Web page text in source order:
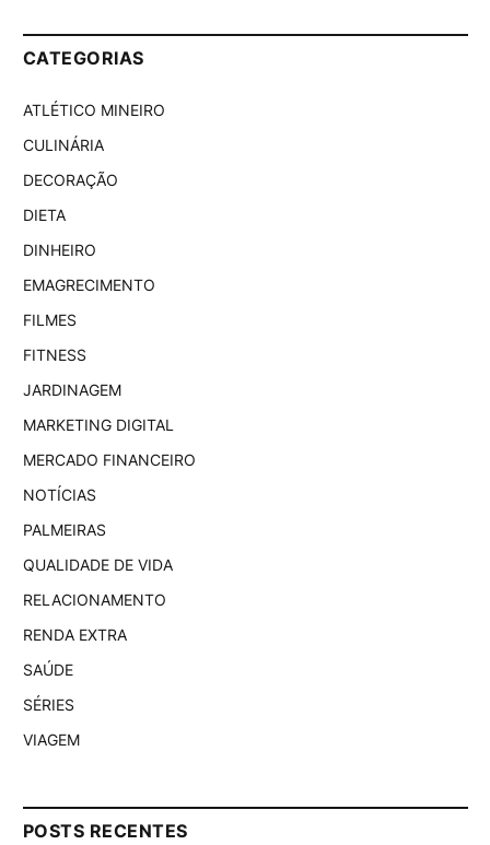
CATEGORIAS
ATLÉTICO MINEIRO
CULINÁRIA
DECORAÇÃO
DIETA
DINHEIRO
EMAGRECIMENTO
FILMES
FITNESS
JARDINAGEM
MARKETING DIGITAL
MERCADO FINANCEIRO
NOTÍCIAS
PALMEIRAS
QUALIDADE DE VIDA
RELACIONAMENTO
RENDA EXTRA
SAÚDE
SÉRIES
VIAGEM
POSTS RECENTES